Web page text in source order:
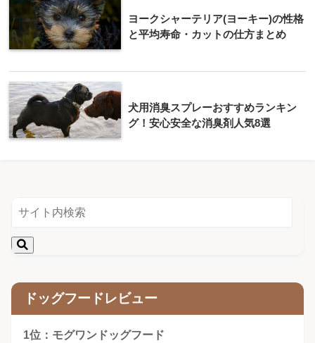
ヨークシャーテリア(ヨーキー)の性格
と平均寿命・カットの仕方まとめ
犬用消臭スプレーおすすめランキン
グ！安心安全な消臭剤人気8選
ドッグフードレビュー
1位：モグワンドッグフード